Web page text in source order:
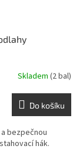
Skladem (2 bal)
Do košíku
bezpečnou
hák.